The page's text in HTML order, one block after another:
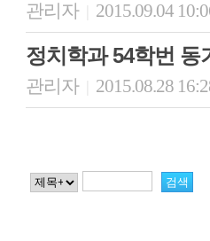
관리자 2015.09.04
정치학과 54학번 동
관리자 2015.08.28